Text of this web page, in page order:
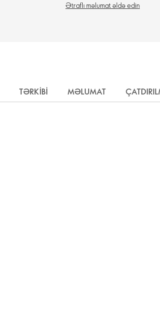
Ətraflı məlumat əldə edin
TƏRKIBI MƏLUMAT